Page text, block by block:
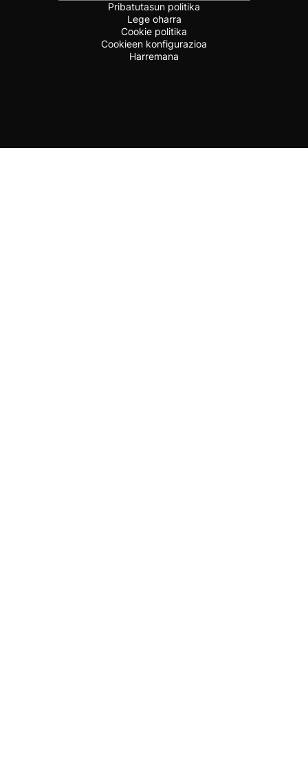
Pribatutasun politika
Lege oharra
Cookie politika
Cookieen konfigurazioa
Harremana